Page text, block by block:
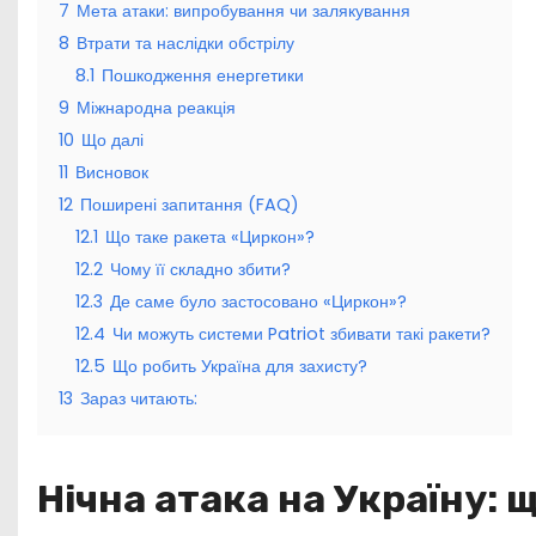
7 Мета атаки: випробування чи залякування
8 Втрати та наслідки обстрілу
8.1 Пошкодження енергетики
9 Міжнародна реакція
10 Що далі
11 Висновок
12 Поширені запитання (FAQ)
12.1 Що таке ракета «Циркон»?
12.2 Чому її складно збити?
12.3 Де саме було застосовано «Циркон»?
12.4 Чи можуть системи Patriot збивати такі ракети?
12.5 Що робить Україна для захисту?
13 Зараз читають:
Нічна атака на Україну: